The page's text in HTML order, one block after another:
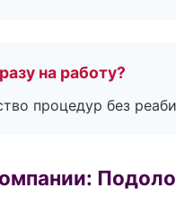
на работу?
процедур без